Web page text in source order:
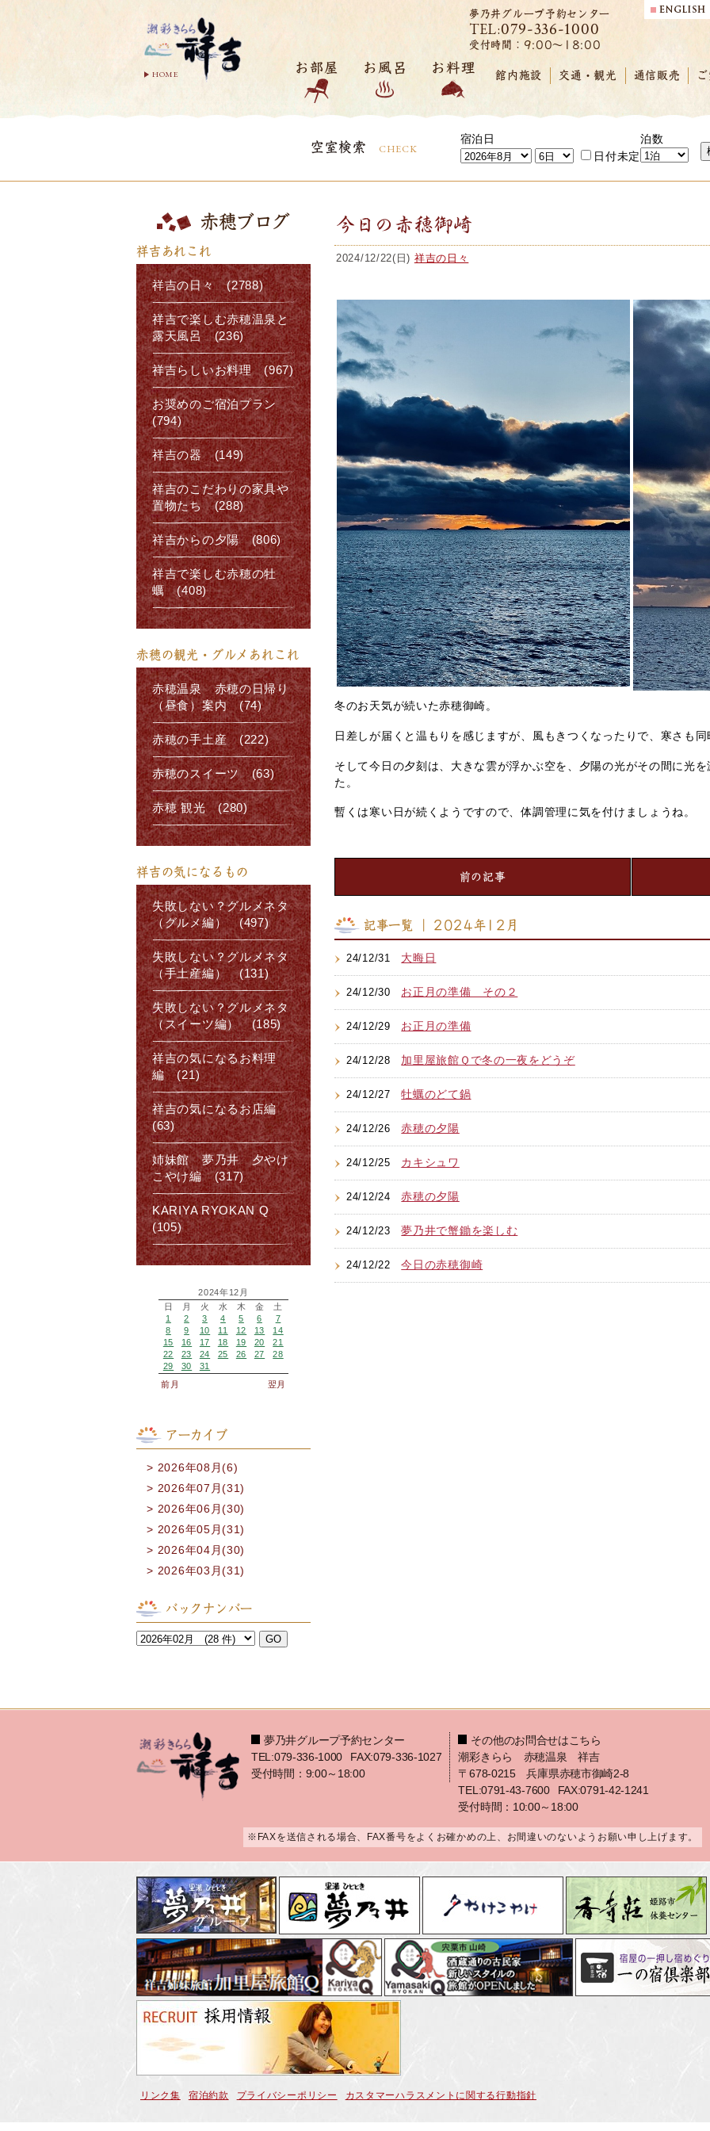
HOME
夢乃井グループ予約センター
TEL:079-336-1000
受付時間：9:00～18:00
お部屋 お風呂 お料理
館内施設 交通・観光 通信販売
空室検索 CHECK
宿泊日
日付未定
泊数
今日の赤穂御崎
2024/12/22(日) 祥吉の日々
冬のお天気が続いた赤穂御崎。
日差しが届くと温もりを感じますが、風もきつくなったりで、寒さも同
そして今日の夕刻は、大きな雲が浮かぶ空を、夕陽の光がその間に光
た。
暫くは寒い日が続くようですので、体調管理に気を付けましょうね。
前の記事
記事一覧 ｜ 2024年12月
24/12/31 大晦日
24/12/30 お正月の準備 その２
24/12/29 お正月の準備
24/12/28 加里屋旅館Ｑで冬の一夜をどうぞ
24/12/27牡蠣のどて鍋
24/12/26赤穂の夕陽
24/12/25 カキシュワ
24/12/24赤穂の夕陽
24/12/23夢乃井で蟹鋤を楽しむ
24/12/22今日の赤穂御崎
赤穂ブログ
祥吉あれこれ
祥吉の日々 (2788)
祥吉で楽しむ赤穂温泉と
露天風呂 (236)
祥吉らしいお料理 (967)
お奨めのご宿泊プラン
(794)
祥吉の器 (149)
祥吉のこだわりの家具や
置物たち (288)
祥吉からの夕陽 (806)
祥吉で楽しむ赤穂の牡
蠣 (408)
赤穂の観光・グルメあれこれ
赤穂温泉 赤穂の日帰り
（昼食）案内 (74)
赤穂の手土産 (222)
赤穂のスイーツ (63)
赤穂 観光 (280)
祥吉の気になるもの
失敗しない？グルメネタ
（グルメ編） (497)
失敗しない？グルメネタ
（手土産編） (131)
失敗しない？グルメネタ
（スイーツ編） (185)
祥吉の気になるお料理
編 (21)
祥吉の気になるお店編
(63)
姉妹館 夢乃井 夕やけ
こやけ編 (317)
KARIYA RYOKAN Q
(105)
2024年12月
日
月 火 水 木 金
土
1
2 3 4 5 6
7
8
9 10 11 12 13
14
15
16 17 18 19 20
21
22
23 24 25 26 27
28
29
30
31
前月
翌月
アーカイブ
2026年08月(6)
2026年07月(31)
2026年06月(30)
2026年05月(31)
2026年04月(30)
2026年03月(31)
バックナンバー
夢乃井グループ予約センター
TEL:079-336-1000
FAX:079-336-1027
受付時間：9:00～18:00
その他のお問合せはこちら
潮彩きらら 赤穂温泉 祥吉
〒678-0215 兵庫県赤穂市御崎2-8
TEL:0791-43-7600
FAX:0791-42-1241
受付時間：10:00～18:00
※FAXを送信される場合、FAX番号をよくお確かめの上、お間違いのないようお願い申し上げます。
リンク集 宿泊約款 プライバシーポリシー カスタマーハラスメントに関する行動指針